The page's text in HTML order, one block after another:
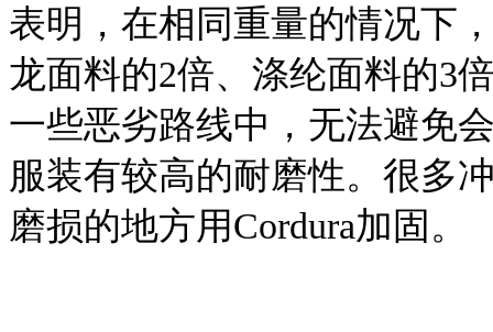
表明，在相同重量的情况下
龙面料的2倍、涤纶面料的3
一些恶劣路线中，无法避免
服装有较高的耐磨性。很多
磨损的地方用Cordura加固。